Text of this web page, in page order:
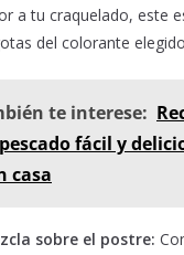
a tu craquelado, este
del colorante
te interese:
fácil y
casa
sobre el postre: